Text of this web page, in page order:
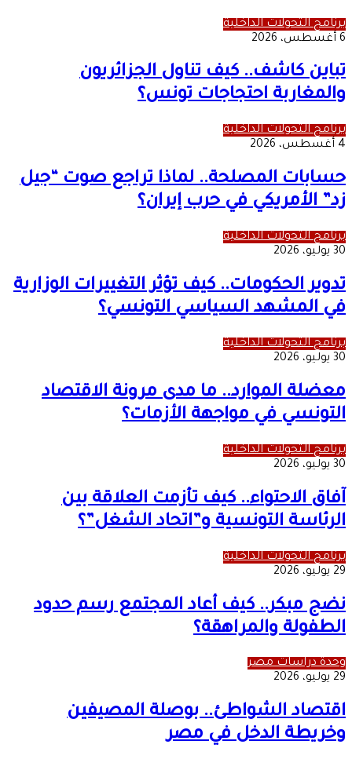
برنامج التحولات الداخلية
6 أغسطس، 2026
تباين كاشف.. كيف تناول الجزائريون
والمغاربة احتجاجات تونس؟
برنامج التحولات الداخلية
4 أغسطس، 2026
حسابات المصلحة.. لماذا تراجع صوت “جيل
زد” الأمريكي في حرب إيران؟
برنامج التحولات الداخلية
30 يوليو، 2026
تدوير الحكومات.. كيف تؤثر التغييرات الوزارية
في المشهد السياسي التونسي؟
برنامج التحولات الداخلية
30 يوليو، 2026
معضلة الموارد.. ما مدى مرونة الاقتصاد
التونسي في مواجهة الأزمات؟
برنامج التحولات الداخلية
30 يوليو، 2026
آفاق الاحتواء.. كيف تأزمت العلاقة بين
الرئاسة التونسية و”اتحاد الشغل”؟
برنامج التحولات الداخلية
29 يوليو، 2026
نضج مبكر.. كيف أعاد المجتمع رسم حدود
الطفولة والمراهقة؟
وحدة دراسات مصر
29 يوليو، 2026
اقتصاد الشواطئ.. بوصلة المصيفين
وخريطة الدخل في مصر